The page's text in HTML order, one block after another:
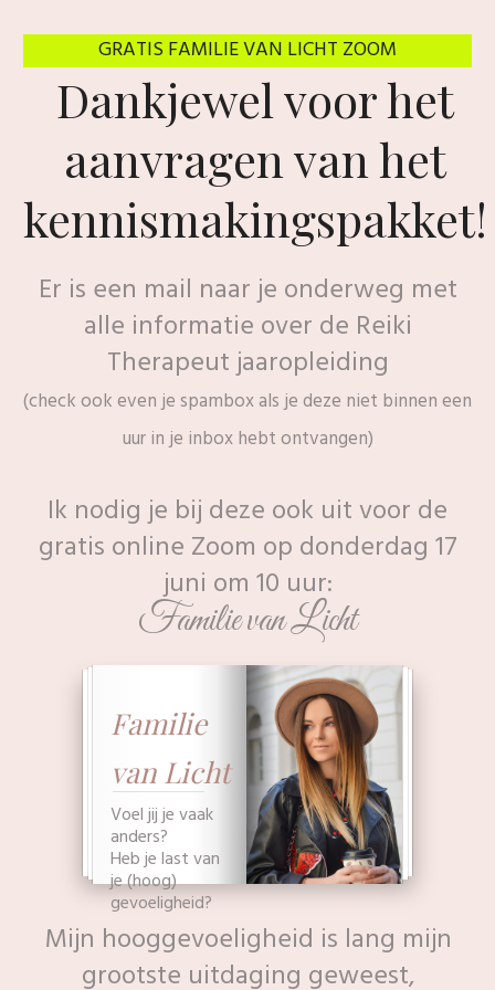
GRATIS FAMILIE VAN LICHT ZOOM
Dankjewel voor het
aanvragen van het
kennismakingspakket!
Er is een mail naar je onderweg met
alle informatie over de Reiki
Therapeut jaaropleiding
(check ook even je spambox als je deze niet binnen een
uur in je inbox hebt ontvangen)
Ik nodig je bij deze ook uit voor de
gratis online Zoom op donderdag 17
juni om 10 uur:
Familie van Licht
Familie
van Licht
Voel jij je vaak
anders?
Heb je last van
je (hoog)
gevoeligheid?
Mijn hooggevoeligheid is lang mijn
grootste uitdaging geweest,